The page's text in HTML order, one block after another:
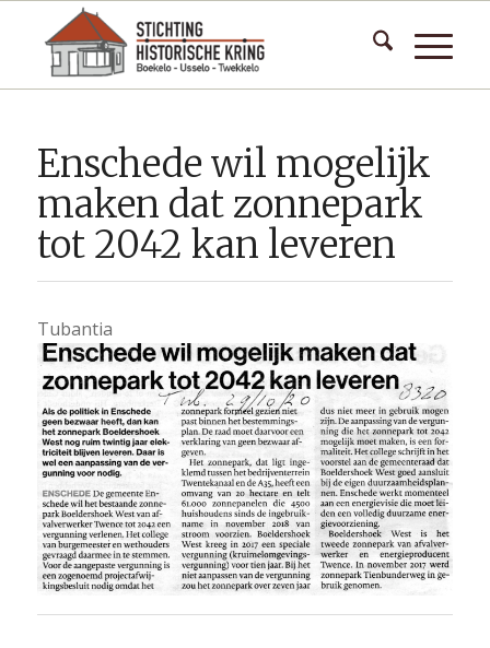
Enschede wil mogelijk
maken dat zonnepark
tot 2042 kan leveren
Tubantia